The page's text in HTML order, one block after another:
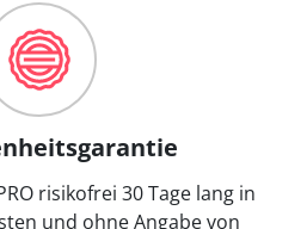
risikofrei 30 Tage lang in
und ohne Angabe von